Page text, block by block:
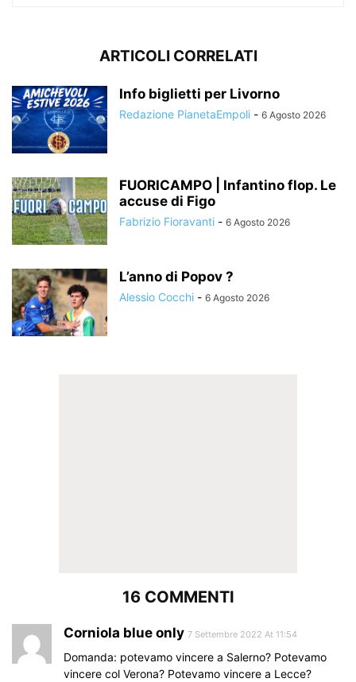
ARTICOLI CORRELATI
Info biglietti per Livorno
Redazione PianetaEmpoli - 6 Agosto 2026
FUORICAMPO | Infantino flop. Le
accuse di Figo
Fabrizio Fioravanti - 6 Agosto 2026
L’anno di Popov ?
Alessio Cocchi - 6 Agosto 2026
16 COMMENTI
Corniola blue only 7 Settembre 2022 At 11:54
Domanda: potevamo vincere a Salerno? Potevamo
vincere col Verona? Potevamo vincere a Lecce?